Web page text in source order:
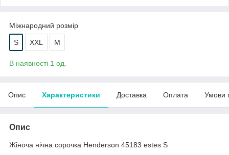
Міжнародний розмір
S XXL M
В наявності 1 од.
Опис Характеристики Доставка Оплата Умови
Опис
Жіноча нічна сорочка Henderson 45183 estes S